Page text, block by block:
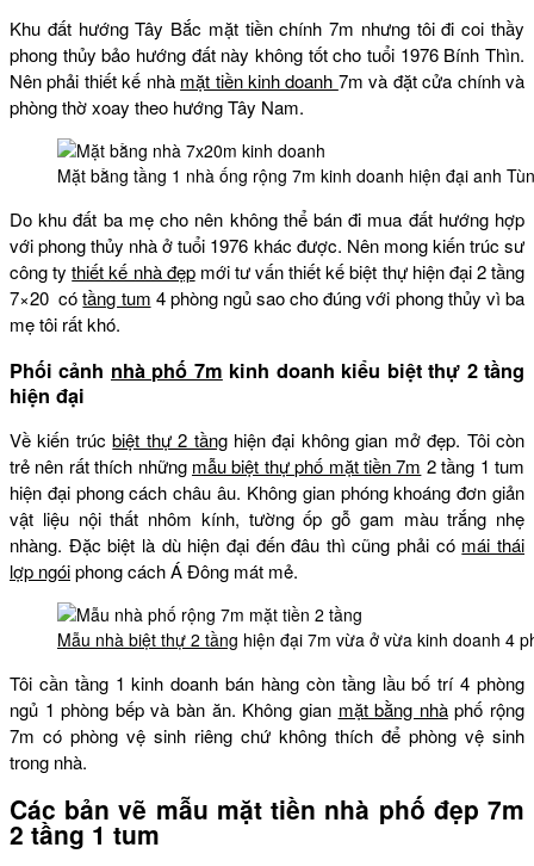
Khu đất hướng Tây Bắc mặt tiền chính 7m nhưng tôi đi coi thầy
phong thủy bảo hướng đất này không tốt cho tuổi 1976 Bính Thìn.
Nên phải thiết kế nhà mặt tiền kinh doanh 7m và đặt cửa chính và
phòng thờ xoay theo hướng Tây Nam.
Mặt bằng tầng 1 nhà ống rộng 7m kinh doanh hiện đại anh
Do khu đất ba mẹ cho nên không thể bán đi mua đất hướng hợp
với phong thủy nhà ở tuổi 1976 khác được. Nên mong kiến trúc sư
công tythiết kế nhà đẹpmới tư vấn thiết kế biệt thự hiện đại 2 tầng
7×20 cótầng tum 4 phòng ngủ sao cho đúng với phong thủy vì ba
mẹ tôi rất khó.
Phối cảnh nhà phố 7m kinh doanh kiểu biệt thự 2 tầng
hiện đại
Về kiến trúcbiệt thự 2 tầnghiện đại không gian mở đẹp. Tôi còn
trẻ nên rất thích những mẫu biệt thự phố mặt tiền 7m 2 tầng 1 tum
hiện đại phong cách châu âu. Không gian phóng khoáng đơn giản
vật liệu nội thất nhôm kính, tường ốp gỗ gam màu trắng nhẹ
nhàng. Đặc biệt là dù hiện đại đến đâu thì cũng phải có mái thái
lợp ngóiphong cách Á Đông mát mẻ.
Mẫu nhà biệt thự 2 tầng hiện đại 7m vừa ở vừa kinh doanh 4
Tôi cần tầng 1 kinh doanh bán hàng còn tầng lầu bố trí 4 phòng
ngủ 1 phòng bếp và bàn ăn. Không gian mặt bằng nhàphố rộng
7m có phòng vệ sinh riêng chứ không thích để phòng vệ sinh
trong nhà.
Các bản vẽ mẫu mặt tiền nhà phố đẹp 7m
2 tầng 1 tum